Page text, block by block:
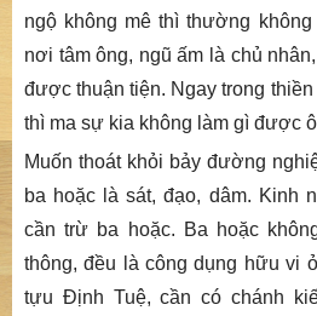
ngộ không mê thì thường
nơi tâm ông, ngũ ấm là chủ
được thuận tiện. Ngay trong
thì ma sự kia không làm gì được
Muốn thoát khỏi bảy đường
ba hoặc là sát, đạo, dâm. Kinh
cần trừ ba hoặc. Ba hoặc
thông, đều là công dụng hữu vi
tựu Định Tuệ, cần có chánh